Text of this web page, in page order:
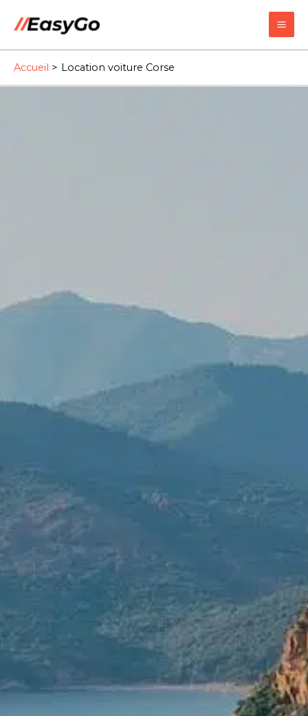
Accueil Location voiture Corse